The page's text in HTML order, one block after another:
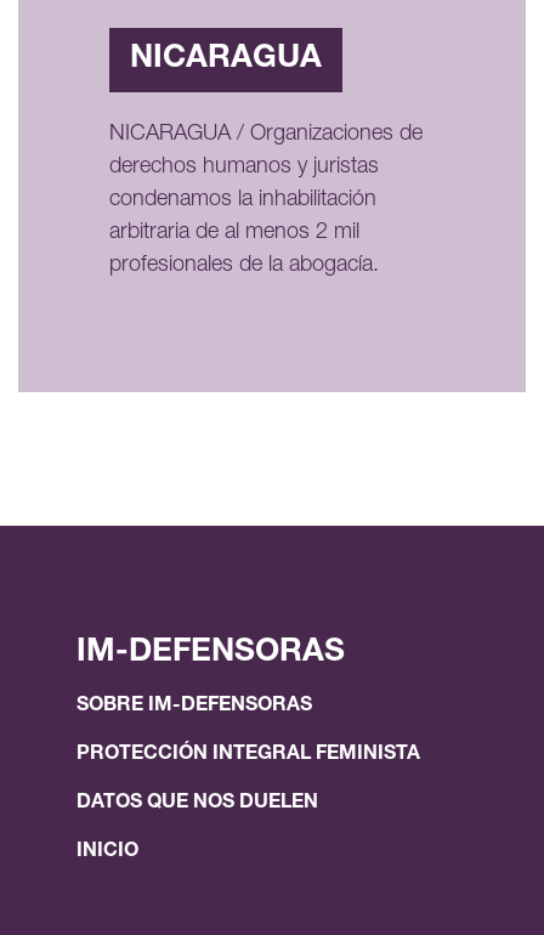
NICARAGUA
NICARAGUA / Organizaciones de
derechos humanos y juristas
condenamos la inhabilitación
arbitraria de al menos 2 mil
profesionales de la abogacía.
IM-DEFENSORAS
SOBRE IM-DEFENSORAS
PROTECCIÓN INTEGRAL FEMINISTA
DATOS QUE NOS DUELEN
INICIO